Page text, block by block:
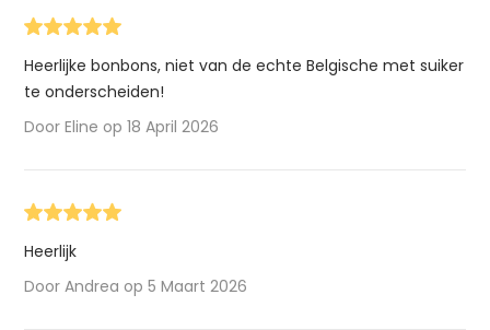
Heerlijke bonbons, niet van de echte Belgische met suiker
te onderscheiden!
Door Eline op 18 April 2026
Heerlijk
Door Andrea op 5 Maart 2026